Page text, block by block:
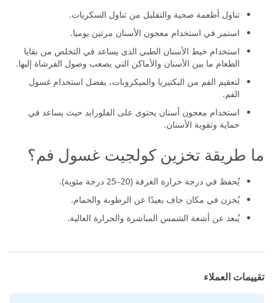
تناول أطعمة صحية والتقليل من تناول السكريات.
استمر في استخدام معجون الأسنان مرتين يوميا.
استخدام خيط الأسنان الطبي الذى يساعد في التخلص من بقايا
الطعام ما بين الأسنان والأماكن التي يصعب وصول الفرشاة إليها.
لتعقيم الفم من البكتيريا والميكروبات، يفضل استخدام غسول
الفم.
استخدام معجون أسنان يحتوى على الفلورايد حيث يساعد في
حماية وتقوية الأسنان.
ما طريقة تخزين كولجيت غسول فم؟
يُحفظ في درجة حرارة الغرفة (20–25 درجة مئوية).
يُخزن في مكان جاف بعيدًا عن الرطوبة والحمام.
يُبعد عن أشعة الشمس المباشرة والحرارة العالية.
تقييمات العملاء